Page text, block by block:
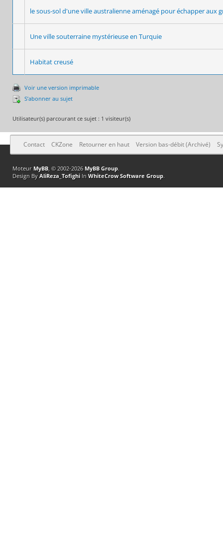
le sous-sol d'une ville australienne aménagé pour échapper aux
Une ville souterraine mystérieuse en Turquie
Habitat creusé
Voir une version imprimable
S’abonner au sujet
Utilisateur(s) parcourant ce sujet : 1 visiteur(s)
Contact CKZone Retourner en haut Version bas-débit (Archivé)
Moteur MyBB, © 2002-2026 MyBB Group.
Design By AliReza_TofighiIn WhiteCrow Software Group.